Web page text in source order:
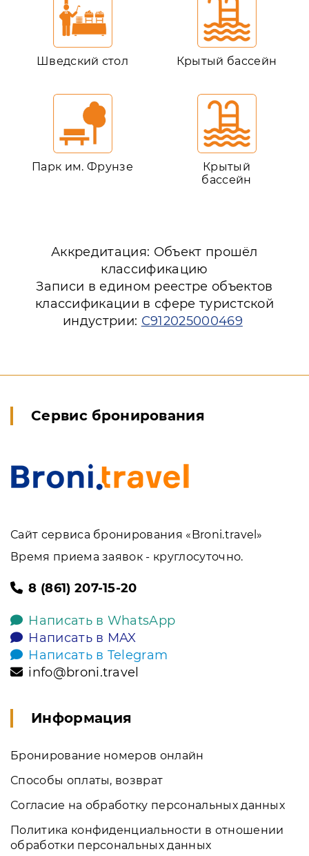
Шведский стол Крытый бассейн
Парк им. Фрунзе
Крытый
бассейн
Аккредитация: Объект прошёл
классификацию
Записи в едином реестре объектов
классификации в сфере туристской
индустрии: С912025000469
Сервис бронирования
Сайт сервиса бронирования «Broni.travel»
Время приема заявок - круглосуточно.
8 (861) 207-15-20
Написать в WhatsApp
Написать в MAX
Написать в Telegram
info@broni.travel
Информация
Бронирование номеров онлайн
Способы оплаты, возврат
Согласие на обработку персональных данных
Политика конфиденциальности в отношении
обработки персональных данных